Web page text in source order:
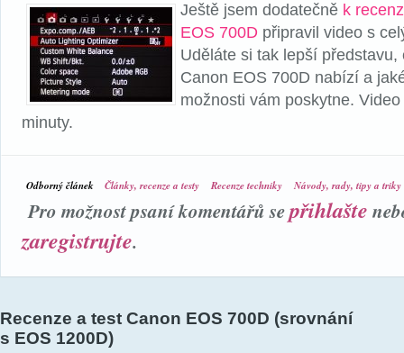
Ještě jsem dodatečně k
EOS 700D připravil video s
Uděláte si tak lepší představu,
Canon EOS 700D nabízí a
možnosti vám poskytne.
minuty.
Odborný článek Články, recenze a testy Recenze techniky Návody, rady, tipy a triky
Pro možnost psaní komentářů sepřihlašte
zaregistrujte.
Recenze a test Canon EOS 700D (srovnání
s EOS 1200D)